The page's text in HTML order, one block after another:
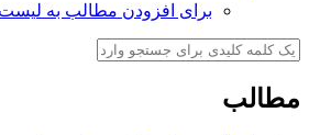
برای افزودن مطالب به لیست
مطالب